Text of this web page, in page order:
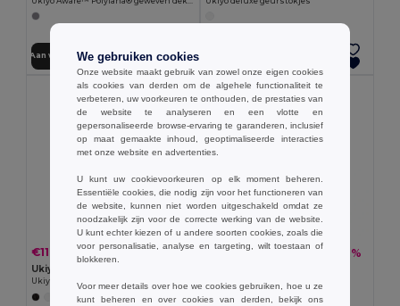
Aan winkelwagen toevoegen
€11.60 -23%
Ukiyo P262.97
€7.19 €8.04 -11%
Ukiyo dinerborden set van 2
We gebruiken cookies
Onze website maakt gebruik van zowel onze eigen cookies
als cookies van derden om de algehele functionaliteit te
verbeteren, uw voorkeuren te onthouden, de prestaties van
de website te analyseren en een vlotte en
gepersonaliseerde browse-ervaring te garanderen, inclusief
op maat gemaakte inhoud, geoptimaliseerde interacties
met onze website en advertenties.
U kunt uw cookievoorkeuren op elk moment beheren.
Essentiële cookies, die nodig zijn voor het functioneren van
de website, kunnen niet worden uitgeschakeld omdat ze
noodzakelijk zijn voor de correcte werking van de website.
U kunt echter kiezen of u andere soorten cookies, zoals die
voor personalisatie, analyse en targeting, wilt toestaan of
blokkeren.
Voor meer details over hoe we cookies gebruiken, hoe u ze
kunt beheren en over cookies van derden, bekijk ons